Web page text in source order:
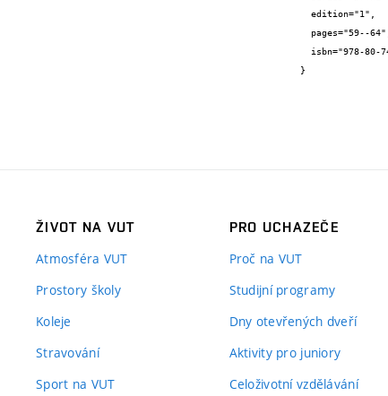
}
ŽIVOT NA VUT
Atmosféra VUT
Prostory školy
Koleje
Stravování
Sport na VUT
PRO UCHAZEČE
Proč na VUT
Studijní programy
Dny otevřených dveří
Aktivity pro juniory
Celoživotní vzdělávání